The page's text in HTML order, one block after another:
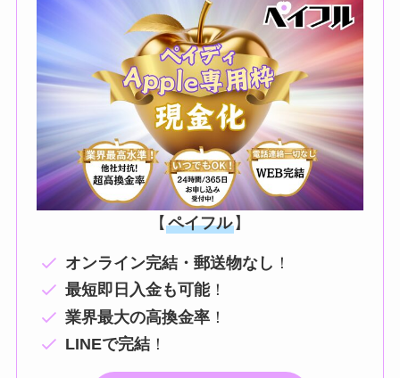
【 ペイフル 】
オンライン完結・郵送物なし ！
最短即日入金も可能！
業界最大の高換金率！
LINEで完結！